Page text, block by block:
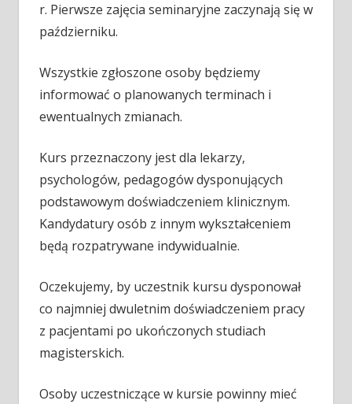
r. Pierwsze zajęcia seminaryjne zaczynają się w
październiku.
Wszystkie zgłoszone osoby będziemy
informować o planowanych terminach i
ewentualnych zmianach.
Kurs przeznaczony jest dla lekarzy,
psychologów, pedagogów dysponujących
podstawowym doświadczeniem klinicznym.
Kandydatury osób z innym wykształceniem
będą rozpatrywane indywidualnie.
Oczekujemy, by uczestnik kursu dysponował
co najmniej dwuletnim doświadczeniem pracy
z pacjentami po ukończonych studiach
magisterskich.
Osoby uczestniczące w kursie powinny mieć